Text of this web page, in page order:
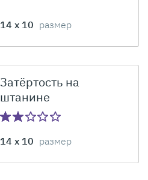
14 x 10 размер
Затёртость на
штанине
14 x 10 размер